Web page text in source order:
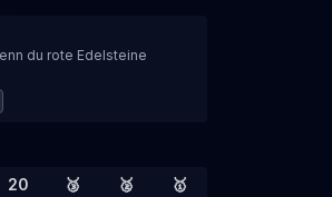
du rote Edelsteine
20 🥉 🥈 🥇